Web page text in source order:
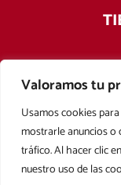
Valoramos tu
Usamos cookies
mostrarle anuncios o
tráfico. Al hacer clic
nuestro uso de las
F
a
c
e
b
Aviso legal